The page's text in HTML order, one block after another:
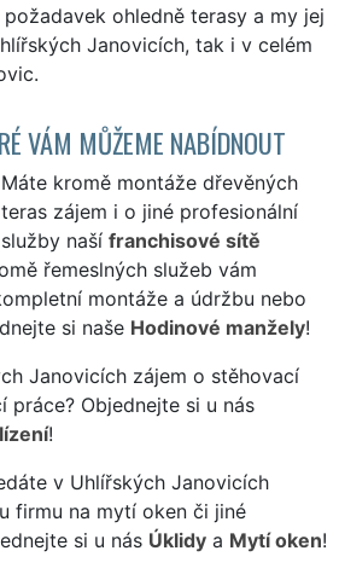
ohledně terasy a my jej
Janovicích, tak i v celém
VÁM MŮŽEME NABÍDNOUT
Máte kromě montáže dřevěných
teras zájem i o jiné profesionální
služby naší franchisové sítě
řemeslných služeb vám
montáže a údržbu nebo
si naše Hodinové manžely!
Janovicích zájem o stěhovací
práce? Objednejte si u nás
!
v Uhlířských Janovicích
firmu na mytí oken či jiné
si u nás Úklidy a Mytí oken!